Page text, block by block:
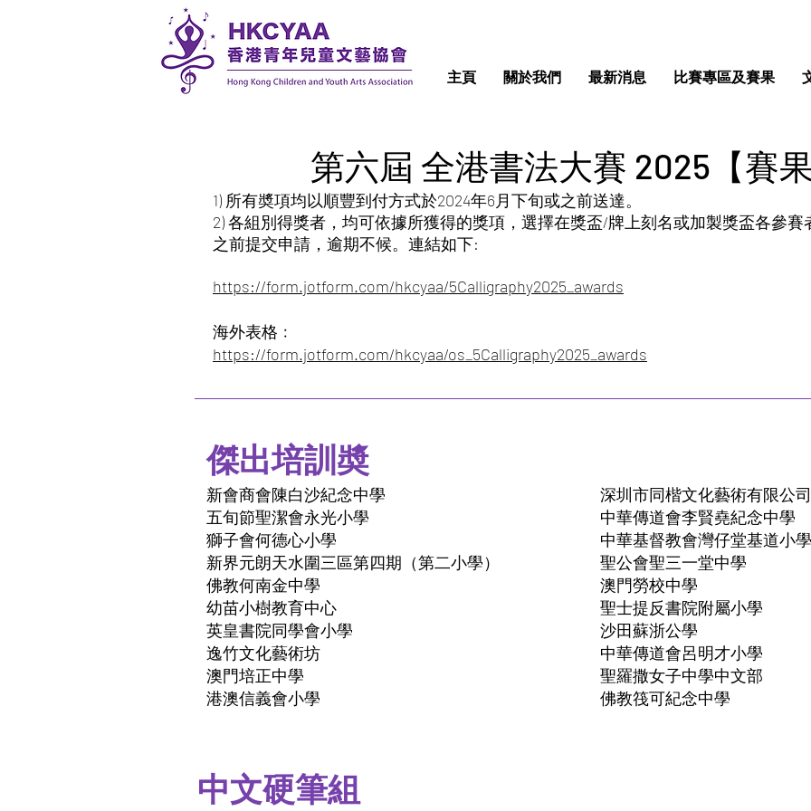
主頁 關於我們 最新消息 比賽專區及賽果
第六屆 全港書法大賽 2025【賽果
1) 所有奬項均以順豐到付方式於2024年6月下旬或之前送達。
2) 各組別得獎者，均可依據所獲得的獎項，選擇在獎盃/牌上刻名或加製獎盃各參賽
之前提交申請，逾期不候。連結如下:
https://form.jotform.com/hkcyaa/5Calligraphy2025_awards
海外表格﹕
https://form.jotform.com/hkcyaa/os_5Calligraphy2025_awards
傑出培訓奬
新會商會陳白沙紀念中學
五旬節聖潔會永光小學
獅子會何德心小學
新界元朗天水圍三區第四期（第二小學）
佛教何南金中學
幼苗小樹教育中心
英皇書院同學會小學
逸竹文化藝術坊
澳門培正中學
港澳信義會小學
深圳市同楷文化藝術有限公
中華傳道會李賢堯紀念中學
中華基督教會灣仔堂基道小學
聖公會聖三一堂中學
澳門勞校中學
聖士提反書院附屬小學
沙田蘇浙公學
中華傳道會呂明才小學
聖羅撒女子中學中文部
佛教筏可紀念中學
中文硬筆組